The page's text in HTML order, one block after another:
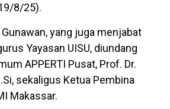
8/25).
yang juga menjabat
Yayasan UISU, diundang
APPERTI Pusat, Prof. Dr.
sekaligus Ketua Pembina
Makassar.